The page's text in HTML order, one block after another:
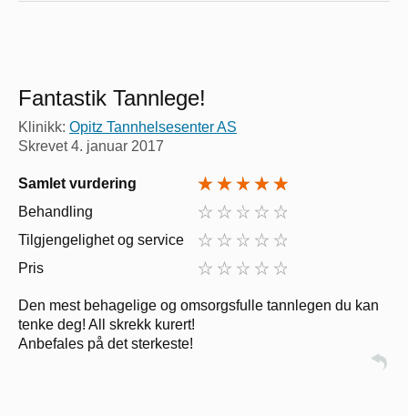
Fantastik Tannlege!
Klinikk: Opitz Tannhelsesenter AS
Skrevet4. januar 2017
Samlet vurdering
Behandling
Tilgjengelighet og service
Pris
Den mest behagelige og omsorgsfulle tannlegen du kan
tenke deg! All skrekk kurert!
Anbefales på det sterkeste!